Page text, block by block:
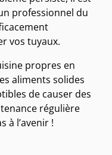
professionnel du
vos tuyaux.
propres en
aliments solides
de causer des
régulière
à l’avenir !